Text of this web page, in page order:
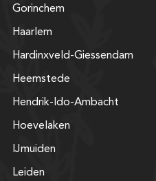
Gorinchem
Haarlem
Hardinxveld-Giessendam
Heemstede
Hendrik-Ido-Ambacht
Hoevelaken
IJmuiden
Leiden